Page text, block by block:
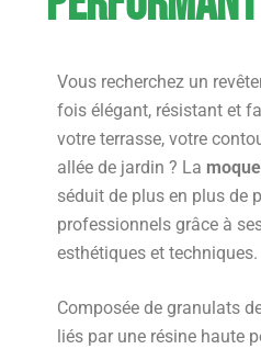
Vous recherchez un
fois élégant, résistant et
votre terrasse, votre
allée de jardin ? La
séduit de plus en plus de
professionnels grâce à
esthétiques et techniques.
Composée de granulats
liés par une résine haute